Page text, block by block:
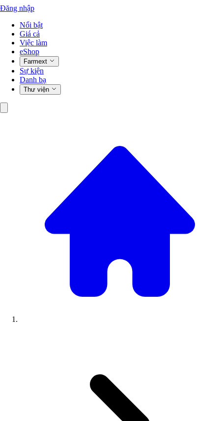
Đăng nhập
Nổi bật
Giá cả
Việc làm
eShop
Farmext
Sự kiện
Danh bạ
Thư viện